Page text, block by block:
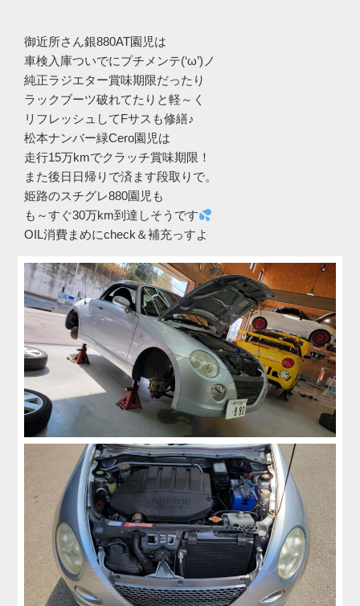
御近所さん銀880AT園児は
車検入庫ついでにプチメンテ(‘ω’)ノ
純正ラジエター賞味期限だったり
ラックブーツ破れてたりと軽～く
リフレッシュしてFサスも修繕♪
松本ナンバー緑Cero園児は
走行15万kmでクラッチ賞味期限！
また後日日帰りで済ます段取りで。
姫路のスチグレ880園児も
も～すぐ30万km到達しそうです
OIL消費まめにcheck＆補充っすよ